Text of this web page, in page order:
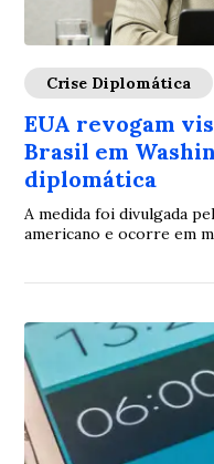
Crise Diplomática
EUA revogam
Brasil em
diplomática
A medida foi divulgada
americano e ocorre em